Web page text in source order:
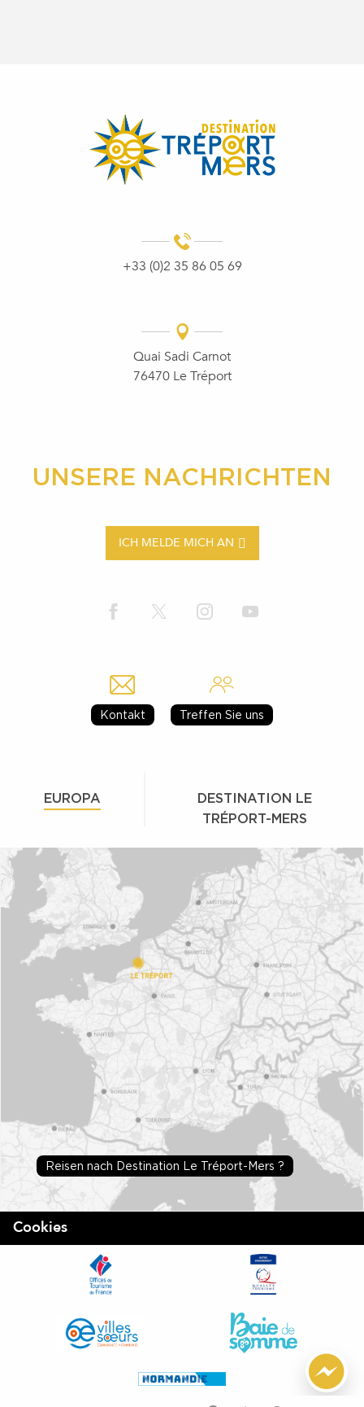
+33 (0)2 35 86 05 69
Quai Sadi Carnot
76470 Le Tréport
UNSERE NACHRICHTEN
ICH MELDE MICH AN
Kontakt Treffen Sie uns
EUROPA
DESTINATION LE
TRÉPORT-MERS
Reisen nach Destination Le Tréport-Mers ?
Cookies